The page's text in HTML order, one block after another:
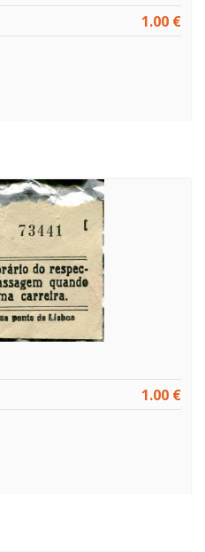
1.00 €
1.00 €